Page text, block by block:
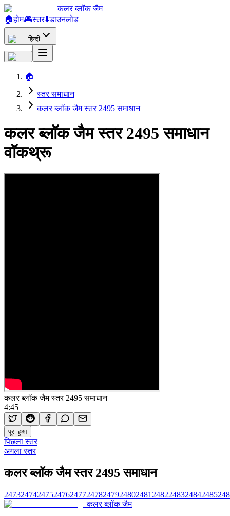
कलर ब्लॉक जैम
🏠होम🎮स्तर⬇️डाउनलोड
हिन्दी
🏠
स्तर समाधान
कलर ब्लॉक जैम स्तर 2495 समाधान
कलर ब्लॉक जैम स्तर 2495 समाधान
वॉकथ्रू
कलर ब्लॉक जैम स्तर 2495 समाधान
4:45
पूरा हुआ
पिछला स्तर
अगला स्तर
कलर ब्लॉक जैम स्तर 2495 समाधान
247324742475247624772478247924802481 2482248324842485
कलर ब्लॉक जैम